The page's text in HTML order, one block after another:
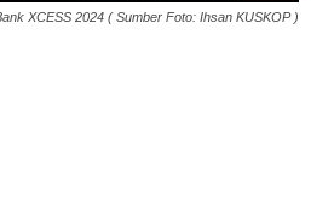
XCESS 2024 ( Sumber Foto: Ihsan KUSKOP )